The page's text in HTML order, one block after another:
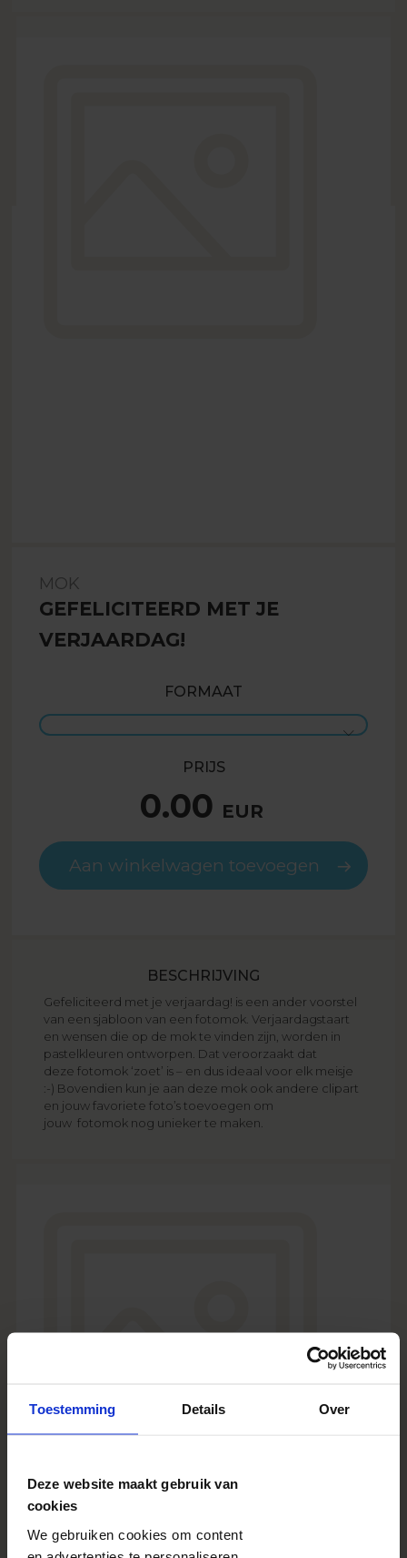
Toestemming Details Over
Deze website maakt gebruik van
cookies
We gebruiken cookies om content
MOK
GEFELICITEERD MET JE
VERJAARDAG!
FORMAAT
PRIJS
0.00 EUR
Aan winkelwagen toevoegen
BESCHRIJVING
Gefeliciteerd met je verjaardag! is een ander voorstel
van een sjabloon van een fotomok. Verjaardagstaart
en wensen die op de mok te vinden zijn, worden in
pastelkleuren ontworpen. Dat veroorzaakt dat
deze fotomok ‘zoet’ is – en dus ideaal voor elk meisje
:-) Bovendien kun je aan deze mok ook andere clipart
en jouw favoriete foto’s toevoegen om
jouw fotomok nog unieker te maken.